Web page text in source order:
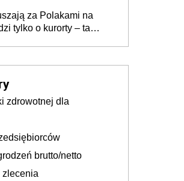
za Polakami na
tylko o kurorty – ta
zdrowotnej dla
brutto/netto
zlecenia